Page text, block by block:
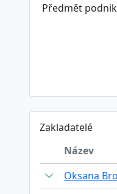
Předmět
Zakladatelé
Název
Oksana